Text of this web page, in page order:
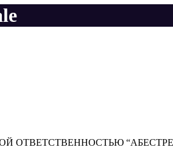
ОТВЕТСТВЕННОСТЬЮ